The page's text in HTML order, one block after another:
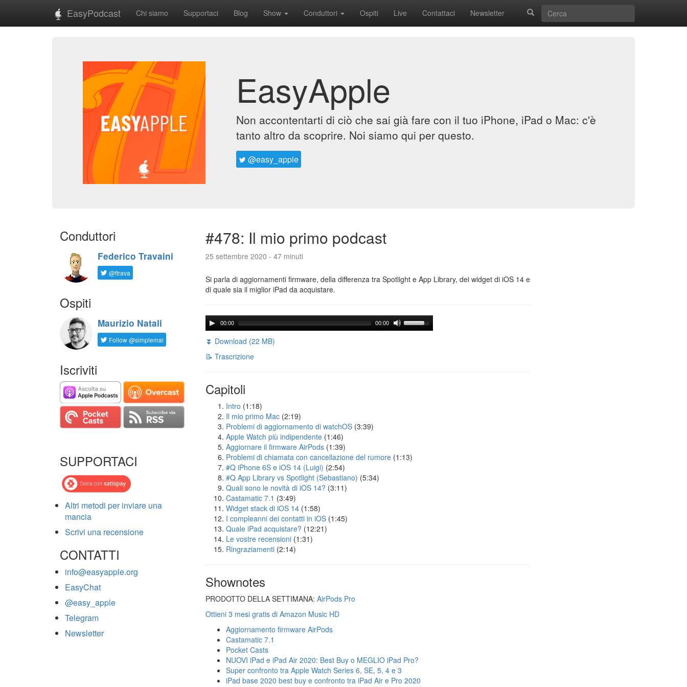
EasyPodcast Chi siamo Supportaci Blog Show Conduttori Ospiti Live Contattaci Newsletter
EasyApple
Non accontentarti di ciò che sai già fare con il tuo iPhone, iPad o Mac: c'è
tanto altro da scoprire. Noi siamo qui per questo.
@easy_apple
Conduttori
Federico Travaini
@ftrava
Ospiti
Maurizio Natali
Follow @simplemal
Iscriviti
SUPPORTACI
Altri metodi per inviare una
mancia
Scrivi una recensione
CONTATTI
info@easyapple.org
EasyChat
@easy_apple
Telegram
Newsletter
#478: Il mio primo podcast
25 settembre 2020 - 47 minuti
Si parla di aggiornamenti firmware, della differenza tra Spotlight e App Library, dei widget di iOS 14 e
di quale sia il miglior iPad da acquistare.
00:00 00:00
⏬ Download (22 MB)
📝 Trascrizione
Capitoli
Intro (1:18)
Il mio primo Mac (2:19)
Problemi di aggiornamento di watchOS (3:39)
Apple Watch più indipendente (1:46)
Aggiornare il firmware AirPods (1:39)
Problemi di chiamata con cancellazione del rumore (1:13)
#Q iPhone 6S e iOS 14 (Luigi) (2:54)
#Q App Library vs Spotlight (Sebastiano) (5:34)
Quali sono le novità di iOS 14? (3:11)
Castamatic 7.1 (3:49)
Widget stack di iOS 14 (1:58)
I compleanni dei contatti in iOS (1:45)
Quale iPad acquistare? (12:21)
Le vostre recensioni (1:31)
Ringraziamenti (2:14)
Shownotes
PRODOTTO DELLA SETTIMANA: AirPods Pro
Ottieni 3 mesi gratis di Amazon Music HD
Aggiornamento firmware AirPods
Castamatic 7.1
Pocket Casts
NUOVI iPad e iPad Air 2020: Best Buy o MEGLIO iPad Pro?
Super confronto tra Apple Watch Series 6, SE, 5, 4 e 3
iPad base 2020 best buy e confronto tra iPad Air e Pro 2020